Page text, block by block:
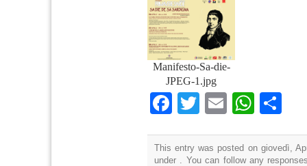
Manifesto-Sa-die-
JPEG-1.jpg
Facebook
Twitter
Email
This entry was posted on giovedì,
under . You can follow any